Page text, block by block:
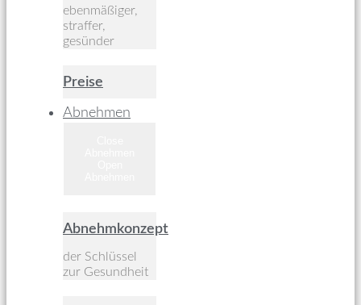
ebenmäßiger,
straffer,
gesünder
Preise
Abnehmen
Abnehmkonzept
der Schlüssel
zur Gesundheit